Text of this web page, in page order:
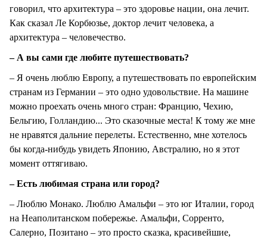
говорил, что архитектура – это здоровье нации, она лечит.
Как сказал Ле Корбюзье, доктор лечит человека, а
архитектура – человечество.
– А вы сами где любите путешествовать?
– Я очень люблю Европу, а путешествовать по европейским
странам из Германии – это одно удовольствие. На машине
можно проехать очень много стран: Францию, Чехию,
Бельгию, Голландию... Это сказочные места! К тому же мне
не нравятся дальние перелеты. Естественно, мне хотелось
бы когда-нибудь увидеть Японию, Австралию, но я этот
момент оттягиваю.
– Есть любимая страна или город?
– Люблю Монако. Люблю Амальфи – это юг Италии, город
на Неаполитанском побережье. Амальфи, Сорренто,
Салерно, Позитано – это просто сказка, красивейшие,